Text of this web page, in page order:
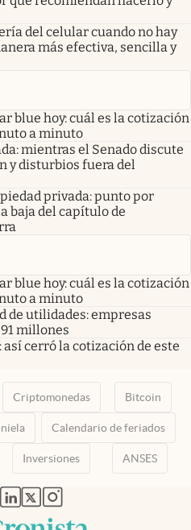
del celular cuando no hay
más efectiva, sencilla y
blue hoy: cuál es la cotización
a minuto
mientras el Senado discute
y disturbios fuera del
privada: punto por
baja del capítulo de
blue hoy: cuál es la cotización
a minuto
de utilidades: empresas
millones
así cerró la cotización de este
Criptomonedas Bitcoin
Calendario de feriados
Inversiones ANSES
en nueva pestaña
abre en nueva pestaña
abre en nueva pestaña
abre en nueva pestaña
abre en nueva pestaña